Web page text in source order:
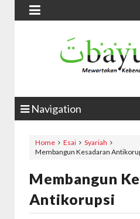

Navigation
Home Esai
Syariah
Membangun Kesadaran
Membangun
Antikorupsi